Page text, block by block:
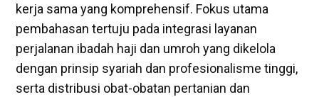
kerja sama yang komprehensif. Fokus utama
pembahasan tertuju pada integrasi layanan
perjalanan ibadah haji dan umroh yang dikelola
dengan prinsip syariah dan profesionalisme tinggi,
serta distribusi obat-obatan pertanian dan